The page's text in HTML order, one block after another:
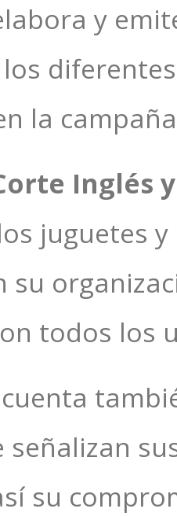
y
la
Inglés
juguetes
su
todos los
señalizan
su